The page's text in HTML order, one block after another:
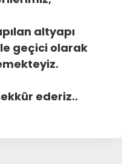
altyapı
geçici olarak
ederiz..